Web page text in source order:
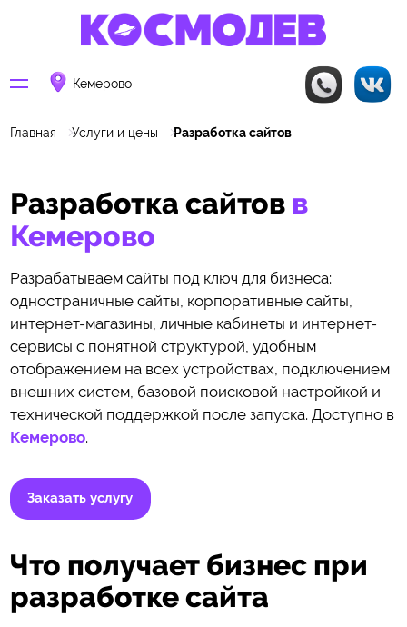
Кемерово
Главная Услуги и цены Разработка сайтов
Разработка сайтов в
Кемерово
Разрабатываем сайты под ключ для бизнеса:
одностраничные сайты, корпоративные сайты,
интернет-магазины, личные кабинеты и интернет-
сервисы с понятной структурой, удобным
отображением на всех устройствах, подключением
внешних систем, базовой поисковой настройкой и
технической поддержкой после запуска. Доступно в
Кемерово.
Заказать услугу
Что получает бизнес при
разработке сайта